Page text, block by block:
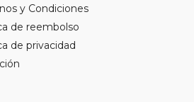
y Condiciones
de reembolso
de privacidad